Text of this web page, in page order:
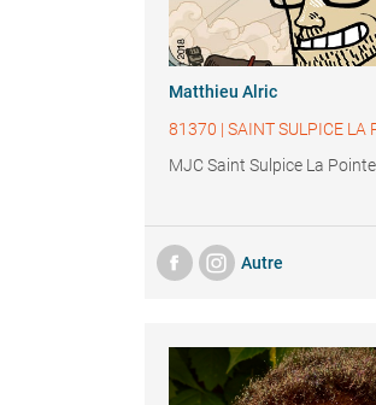
Matthieu Alric
81370 | SAINT SULPICE LA
MJC Saint Sulpice La Pointe
Autre